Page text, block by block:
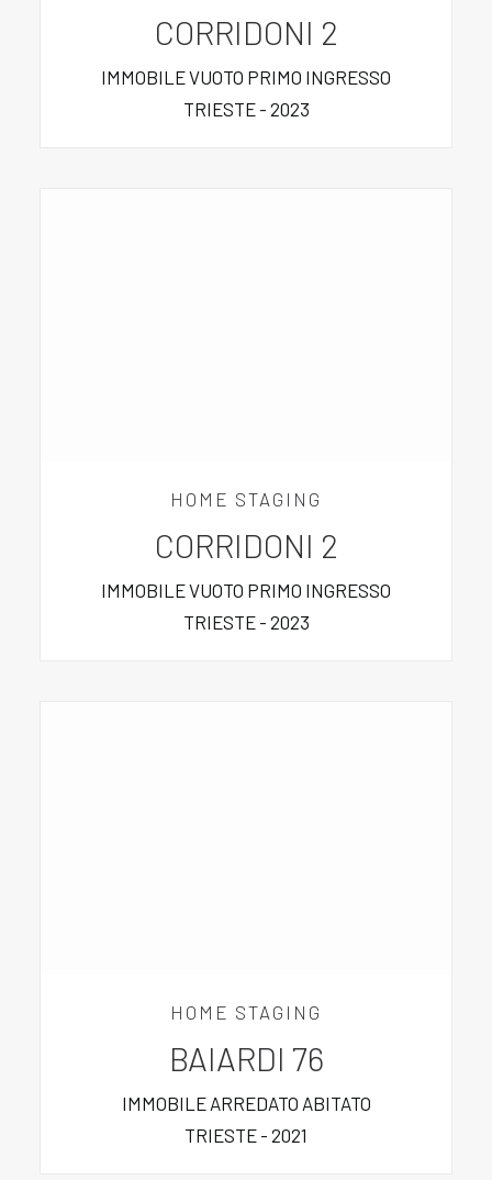
CORRIDONI 2
IMMOBILE VUOTO PRIMO INGRESSO
TRIESTE - 2023
HOME STAGING
CORRIDONI 2
IMMOBILE VUOTO PRIMO INGRESSO
TRIESTE - 2023
HOME STAGING
BAIARDI 76
IMMOBILE ARREDATO ABITATO
TRIESTE - 2021